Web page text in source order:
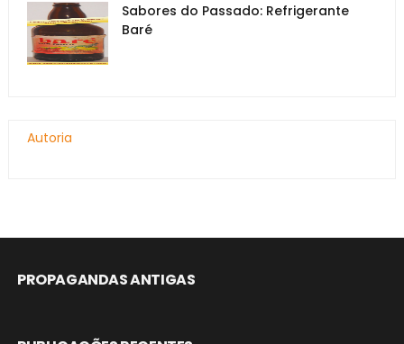
Sabores do Passado: Refrigerante
Baré
Autoria
PROPAGANDAS ANTIGAS